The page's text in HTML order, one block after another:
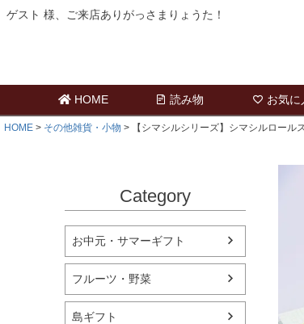
ゲスト 様、ご来店ありがっさまりょうた！
HOME 読み物 お気に
HOME その他雑貨・小物 【シマシルシリーズ】シマシルロール
Category
お中元・サマーギフト
フルーツ・野菜
島ギフト